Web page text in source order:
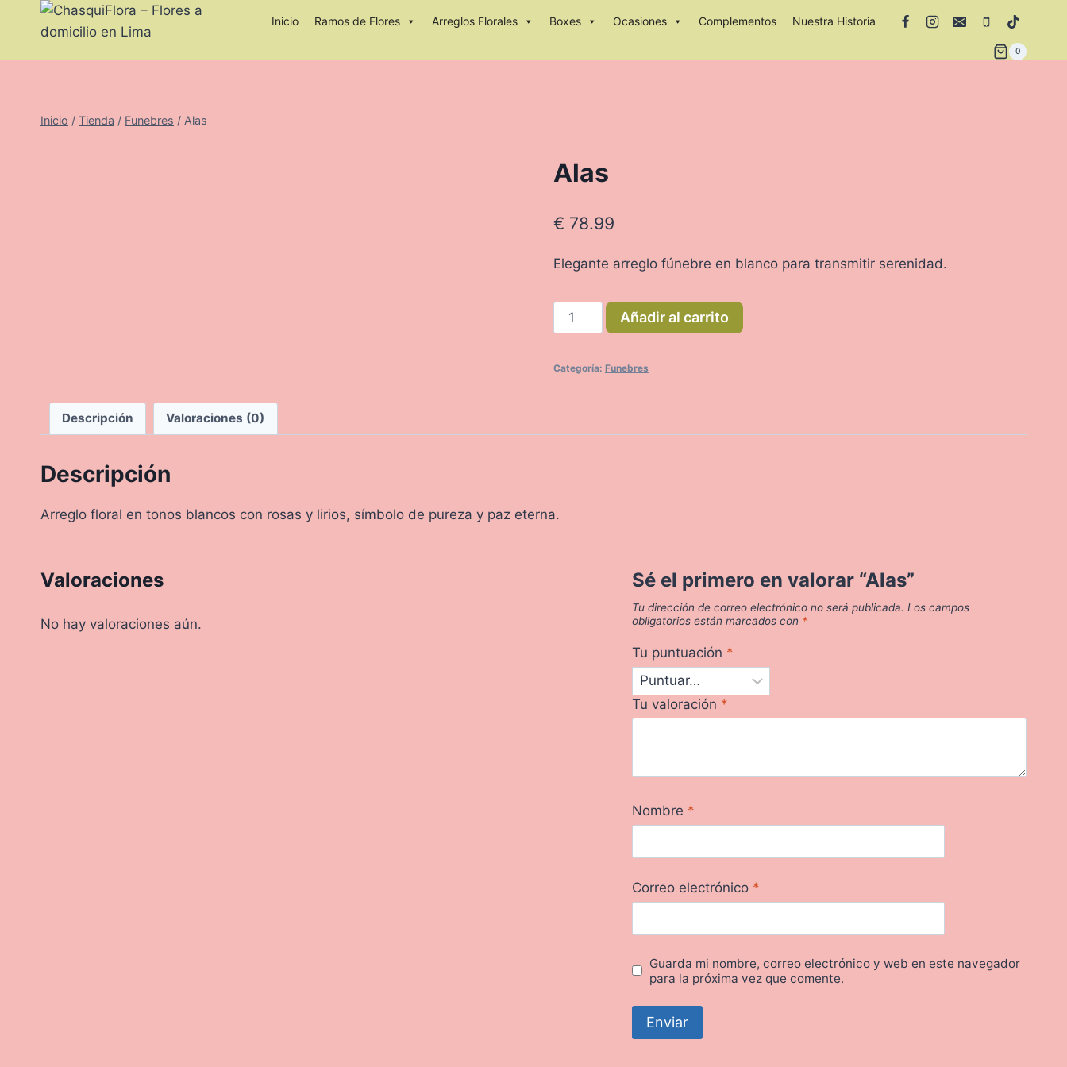
Inicio Ramos de Flores Arreglos Florales Boxes Ocasiones Complementos Nuestra Historia
0
Inicio / Tienda / Funebres / Alas
Alas
€ 78.99
Elegante arreglo fúnebre en blanco para transmitir serenidad.
Alas
cantidad
Añadir al carrito
Categoría: Funebres
Descripción Valoraciones (0)
Descripción
Arreglo floral en tonos blancos con rosas y lirios, símbolo de pureza y paz eterna.
Valoraciones
No hay valoraciones aún.
Sé el primero en valorar “Alas”
Tu dirección de correo electrónico no será publicada. Los campos
obligatorios están marcados con *
Tu puntuación *
Tu valoración *
Nombre *
Correo electrónico *
Guarda mi nombre, correo electrónico y web en este navegador
para la próxima vez que comente.